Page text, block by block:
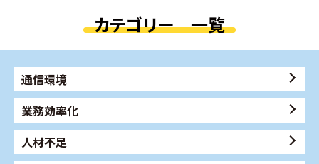
カテゴリー 一覧
通信環境
業務効率化
人材不足